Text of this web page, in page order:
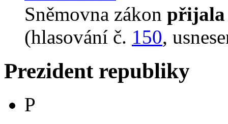
Sněmovna zákon přijala
(hlasování č. 150,
Prezident republiky
P